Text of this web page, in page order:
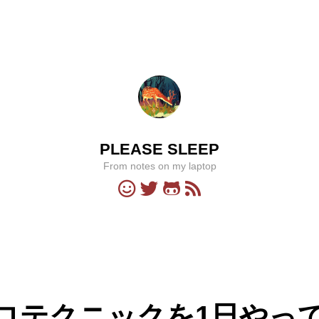
PLEASE SLEEP
From notes on my laptop